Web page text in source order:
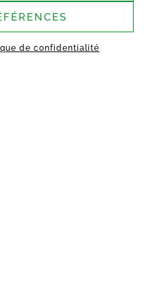
de confidentialité